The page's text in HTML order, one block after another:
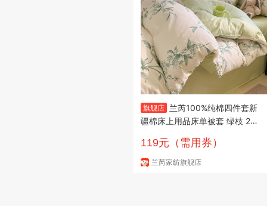
旗舰店
兰芮100%纯棉四件套新
疆棉床上用品床单被套 绿枝 20
119元（需用券）
兰芮家纺旗舰店